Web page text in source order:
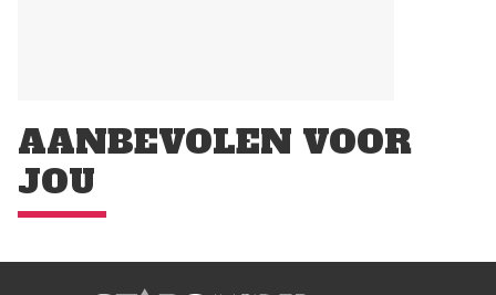
AANBEVOLEN VOOR
JOU